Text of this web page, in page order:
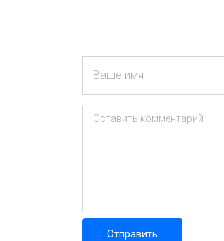
Ваше имя
Оставить комментарий
Отправить